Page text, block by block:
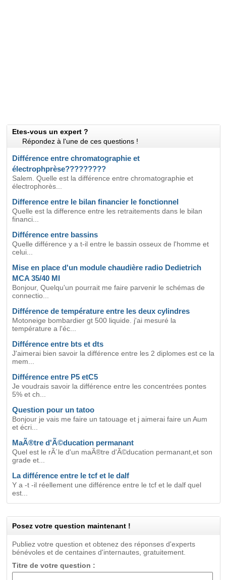
Etes-vous un expert ?
Répondez à l'une de ces questions !
Différence entre chromatographie et
électrophprèse?????????
Salem. Quelle est la différence entre chromatographie et
électrophorès...
Difference entre le bilan financier le fonctionnel
Quelle est la difference entre les retraitements dans le bilan
financi...
Différence entre bassins
Quelle différence y a t-il entre le bassin osseux de l'homme et
celui...
Mise en place d'un module chaudière radio Dedietrich
MCA 35/40 MI
Bonjour, Quelqu'un pourrait me faire parvenir le schémas de
connectio...
Différence de température entre les deux cylindres
Motoneige bombardier gt 500 liquide. j'ai mesuré la
température a l'éc...
Différence entre bts et dts
J'aimerai bien savoir la différence entre les 2 diplomes est ce la
mem...
Différence entre P5 etC5
Je voudrais savoir la différence entre les concentrées pontes
5% et ch...
Question pour un tatoo
Bonjour je vais me faire un tatouage et j aimerai faire un Aum
et écri...
MaÃ®tre d'Ã©ducation permanant
Quel est le rÃ´le d'un maÃ®tre d'Ã©ducation permanant,et son
grade et...
La différence entre le tcf et le dalf
Y a -t -il réellement une différence entre le tcf et le dalf quel
est...
Posez votre question maintenant !
Publiez votre question et obtenez des réponses d'experts
bénévoles et de centaines d'internautes, gratuitement.
Titre de votre question :